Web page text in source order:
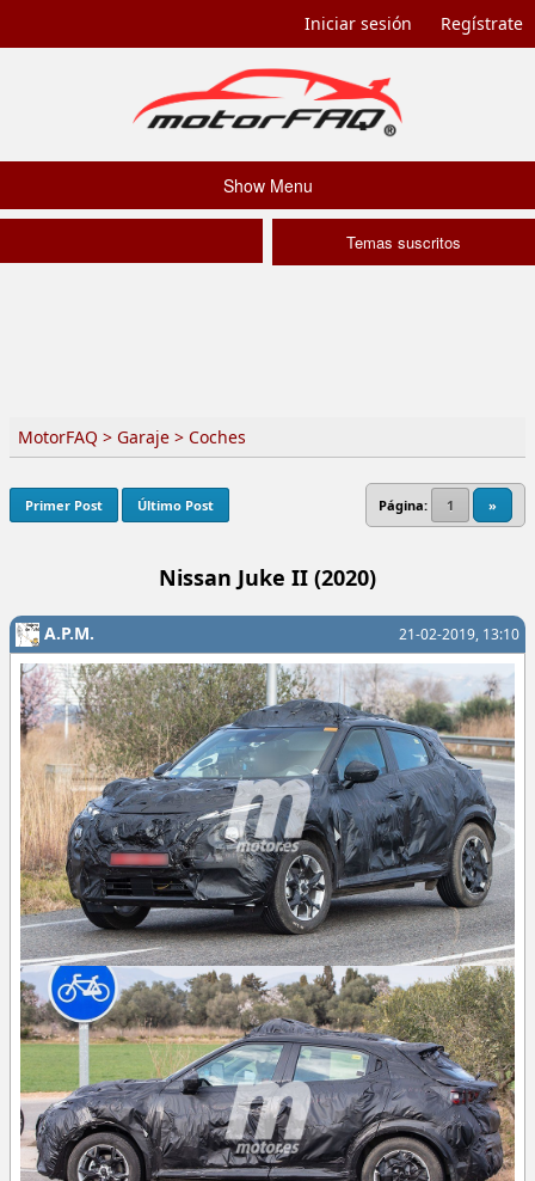
Iniciar sesión Regístrate
Show Menu
Temas suscritos
MotorFAQ > Garaje > Coches
Página: 1 »
Primer Post Último Post
Nissan Juke II (2020)
21-02-2019, 13:10
A.P.M.